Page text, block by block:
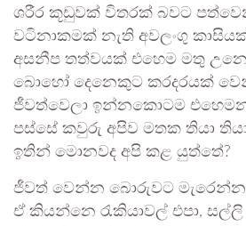
ශරීර කූඩුවක් විතරක් බවට
වටිනාකමක් නැති අවලංගු
අසනීප තත්වයක් එහෙම මතු
බොහෝ දෙනෙකුට කරදරයක්
ජීවත්වෙලා ඉන්නකොටම
පස්සේ කවුරු අපිව මතක තියා
ඉතින් මොනවද අපි කළ යුත්තේ?
ජීවත් වෙන්න බොරුවට මැරෙන්න
ඒ කියන්නෙ රැකියාවල් එපා,